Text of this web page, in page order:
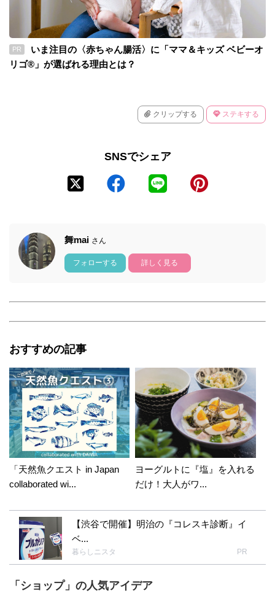
PR
いま注目の〈赤ちゃん腸活〉に「ママ＆キッズ ベビーオ
リゴ®」が選ばれる理由とは？
クリップする ステキする
SNSでシェア
舞mai さん
フォローする 詳しく見る
おすすめの記事
「天然魚クエスト in Japan
collaborated wi...
ヨーグルトに『塩』を入れる
だけ！大人がワ...
【渋谷で開催】明治の『コレスキ診断』イ
ベ...
暮らしニスタ PR
「ショップ」の人気アイデア